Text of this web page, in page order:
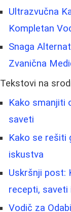
Ultrazvučna
Kompletan
Snaga
Zvanična
Tekstovi na
Kako smanjiti
saveti
Kako se rešiti
iskustva
Uskršnji post:
recepti, saveti
Vodič za